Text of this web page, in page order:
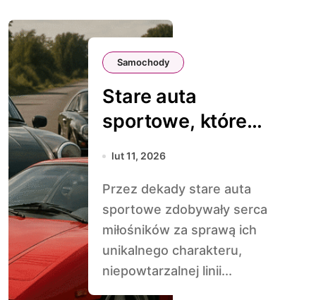
Samochody
Stare auta
sportowe, które
wciąż zachwycają
lut 11, 2026
Przez dekady stare auta
sportowe zdobywały serca
miłośników za sprawą ich
unikalnego charakteru,
niepowtarzalnej linii...